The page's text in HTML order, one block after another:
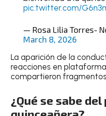
pic.twitter.com/
— Rosa Lilia Torres-
March 8, 2026
La aparición de la
reacciones en
compartieron
¿Qué se sabe